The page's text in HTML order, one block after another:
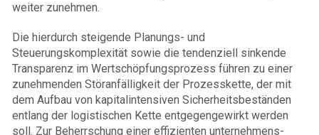
weiter zunehmen.
Die hierdurch steigende Planungs- und
Steuerungskomplexität sowie die tendenziell sinkende
Transparenz im Wertschöpfungsprozess führen zu einer
zunehmenden Störanfälligkeit der Prozesskette, der mit
dem Aufbau von kapitalintensiven Sicherheitsbeständen
entlang der logistischen Kette entgegengewirkt werden
soll. Zur Beherrschung einer effizienten unternehmens­